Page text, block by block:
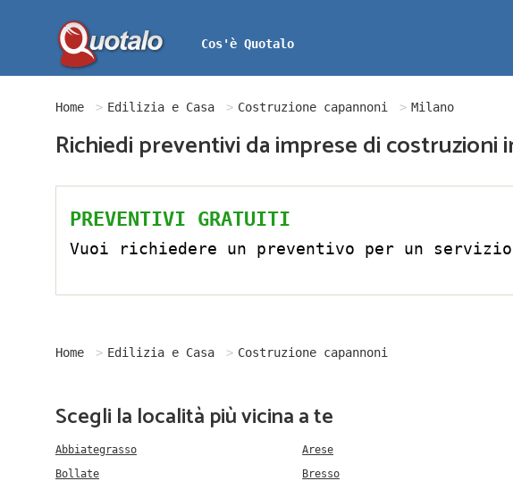
Cos'è Quotalo
Home Edilizia e Casa Costruzione capannoni Milano
Richiedi preventivi da imprese di
PREVENTIVI GRATUITI
Vuoi richiedere un preventivo per un
Home Edilizia e Casa Costruzione capannoni
Scegli la località più vicina a te
Abbiategrasso Arese
Bollate
Bresso